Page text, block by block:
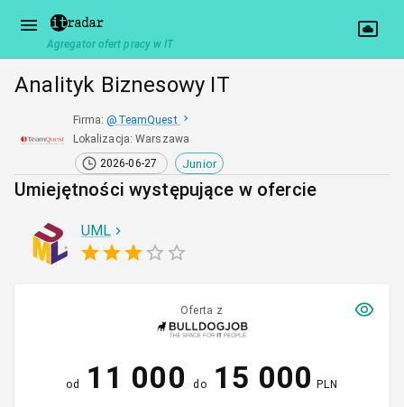
Agregator ofert pracy w IT
Analityk Biznesowy IT
Firma: @ TeamQuest
Lokalizacja:Warszawa
2026-06-27
Junior
Umiejętności występujące w ofercie
UML
Oferta z
od 11 000 do 15 000 PLN